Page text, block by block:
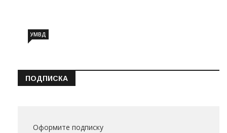
УМВД
ПОДПИСКА
Оформите подписку